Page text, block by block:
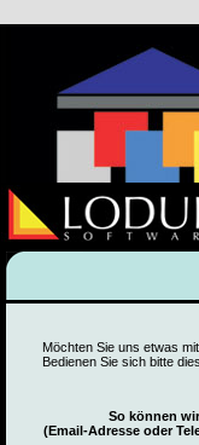
Möchten Sie uns etwas
Bedienen Sie sich bitte
So können
(Email-Adresse oder